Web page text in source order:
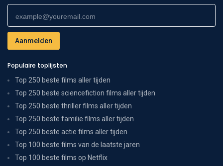
Populaire toplijsten
Top 250 beste films aller tijden
Top 250 beste sciencefiction films aller tijden
Top 250 beste thriller films aller tijden
Top 250 beste familie films aller tijden
Top 250 beste actie films aller tijden
Top 100 beste films van de laatste jaren
Top 100 beste films op Netflix